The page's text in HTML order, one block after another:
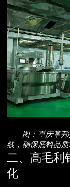
图：重庆掌
线，确保底料品
二、高毛利
化